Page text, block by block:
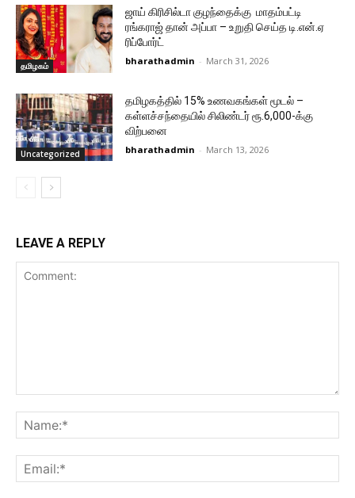
தமிழகம்
ஜாய் கிரிசில்டா குழந்தைக்கு மாதம்பட்டி
ரங்கராஜ் தான் அப்பா – உறுதி செய்த டி.என்.ஏ
ரிப்போர்ட்
bharathadmin - March 31, 2026
Uncategorized
தமிழகத்தில் 15% உணவகங்கள் மூடல் –
கள்ளச்சந்தையில் சிலிண்டர் ரூ.6,000-க்கு
விற்பனை
bharathadmin - March 13, 2026
LEAVE A REPLY